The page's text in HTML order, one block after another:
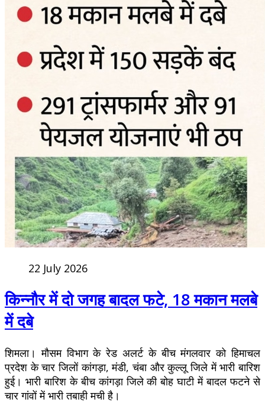
22 July 2026
किन्नौर में दो जगह बादल फटे, 18 मकान मलबे
में दबे
शिमला। मौसम विभाग के रेड अलर्ट के बीच मंगलवार को हिमाचल
प्रदेश के चार जिलों कांगड़ा, मंडी, चंबा और कुल्लू जिले में भारी बारिश
हुई। भारी बारिश के बीच कांगड़ा जिले की बोह घाटी में बादल फटने से
चार गांवों में भारी तबाही मची है।